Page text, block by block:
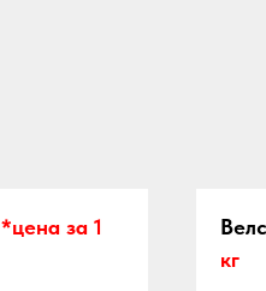
*цена за 1
кг